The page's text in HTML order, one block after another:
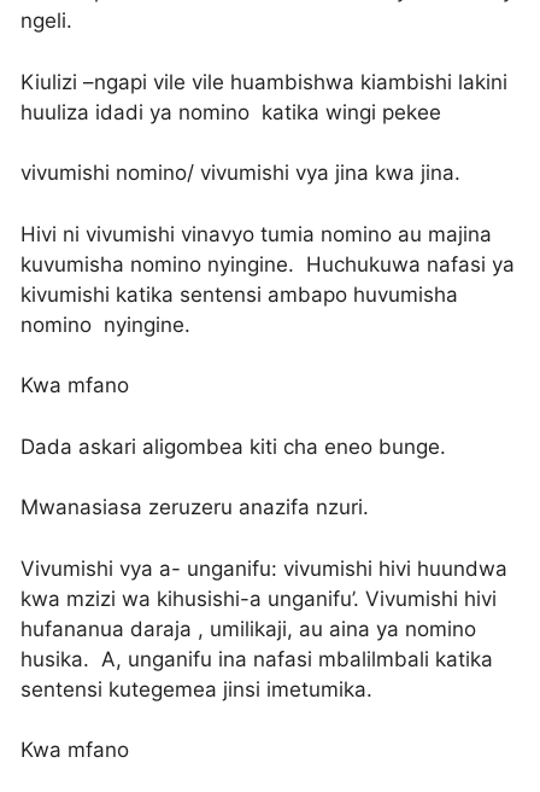
ngeli.
Kiulizi –ngapi vile vile huambishwa kiambishi lakini
huuliza idadi ya nomino katika wingi pekee
vivumishi nomino/ vivumishi vya jina kwa jina.
Hivi ni vivumishi vinavyo tumia nomino au majina
kuvumisha nomino nyingine. Huchukuwa nafasi ya
kivumishi katika sentensi ambapo huvumisha
nomino nyingine.
Kwa mfano
Dada askari aligombea kiti cha eneo bunge.
Mwanasiasa zeruzeru anazifa nzuri.
Vivumishi vya a- unganifu: vivumishi hivi huundwa
kwa mzizi wa kihusishi-a unganifu’. Vivumishi hivi
hufananua daraja , umilikaji, au aina ya nomino
husika. A, unganifu ina nafasi mbalilmbali katika
sentensi kutegemea jinsi imetumika.
Kwa mfano